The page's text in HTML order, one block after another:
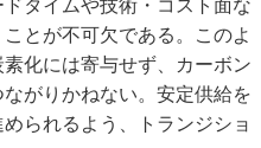
タイムや技術・コスト面な
とが不可欠である。このよ
化には寄与せず、カーボン
がりかねない。安定供給を
られるよう、トランジショ